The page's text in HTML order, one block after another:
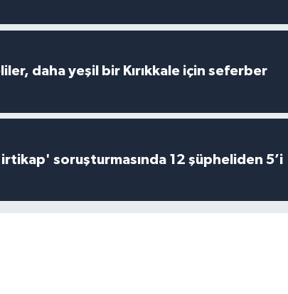
daha yeşil bir Kırıkkale için seferber
'irtikap' soruşturmasında 12 şüpheliden 5’i